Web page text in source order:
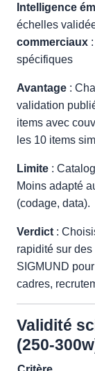
Intelligence
échelles
commerciaux
spécifiques
Avantage :
validation
items avec
les 10 items
Limite :
Moins adapté
(codage, data).
Verdict :
rapidité sur
SIGMUND
cadres,
Validité
(250-